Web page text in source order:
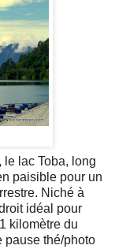
le lac Toba, long
paisible pour un
Niché à
idéal pour
kilomètre du
pause thé/photo